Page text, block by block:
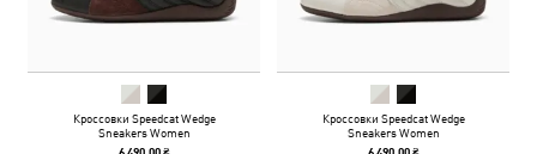
Кроссовки Speedcat Wedge
Sneakers Women
Кроссовки Speedcat Wedge
Sneakers Women